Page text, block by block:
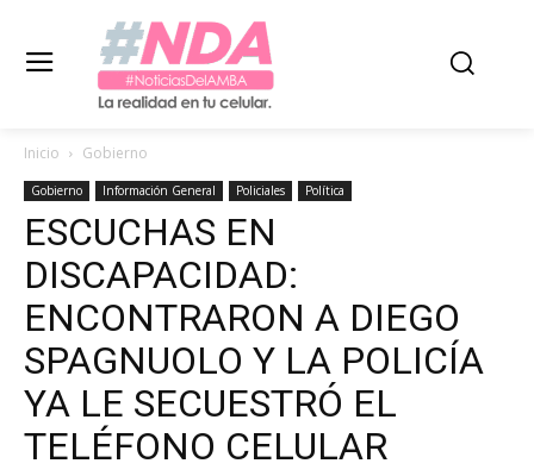
Inicio Gobierno
Gobierno Información General Policiales Política
ESCUCHAS EN
DISCAPACIDAD:
ENCONTRARON A DIEGO
SPAGNUOLO Y LA POLICÍA
YA LE SECUESTRÓ EL
TELÉFONO CELULAR